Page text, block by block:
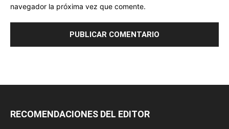
navegador la próxima vez que comente.
RECOMENDACIONES DEL EDITOR